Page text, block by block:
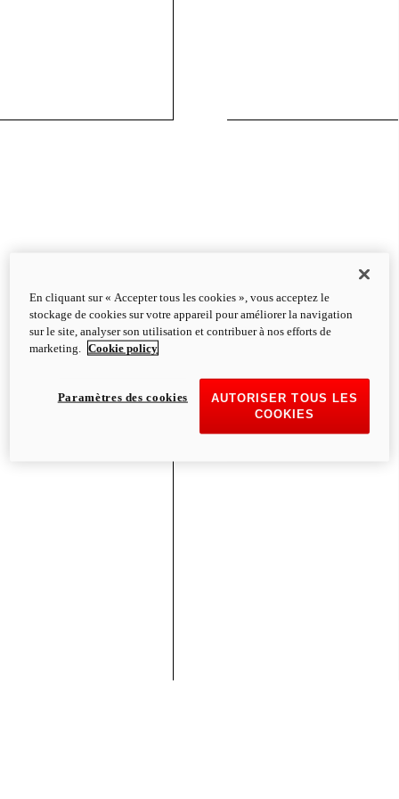
En cliquant sur « Accepter tous les cookies », vous acceptez le
stockage de cookies sur votre appareil pour améliorer la navigation
sur le site, analyser son utilisation et contribuer à nos efforts de
marketing.
Cookie policy
AUTORISER TOUS LES
COOKIES
Paramètres des cookies